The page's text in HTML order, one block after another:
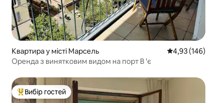
Квартира у місті Марсель Середня
4,93 (146)
Оренда з винятковим видом на порт В 'є
Топ вибір гостей
Вибір гостей